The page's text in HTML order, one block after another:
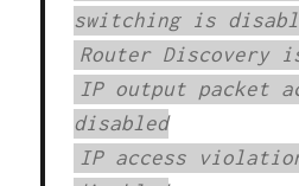
switching is
Router Discovery
IP output packet
disabled
IP access